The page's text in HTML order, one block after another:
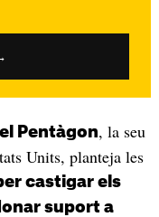
Pentàgon, la seu
Units, planteja les
castigar els
suport a